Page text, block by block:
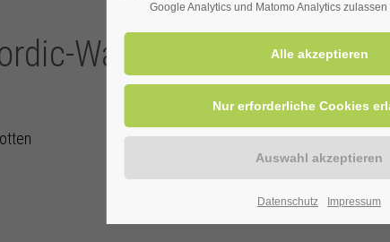
Walking für
Google Analytics und Matomo Analytics zulassen
Datenschutz Impressum